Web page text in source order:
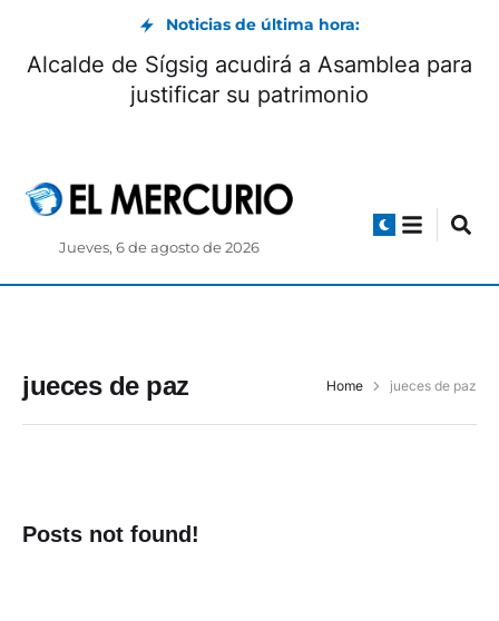
Noticias de última hora:
Alcalde de Sígsig acudirá a Asamblea para
justificar su patrimonio
Jueves, 6 de agosto de 2026
jueces de paz Home jueces de paz
Posts not found!